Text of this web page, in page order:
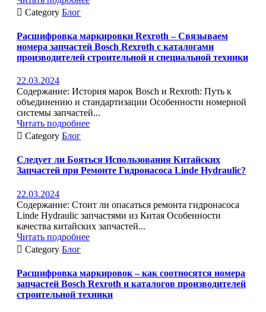
 Category Блог
Расшифровка маркировки Rexroth – Связываем
номера запчастей Bosch Rexroth с каталогами
производителей строительной и специальной техники
22.03.2024
Содержание: История марок Bosch и Rexroth: Путь к
объединению и стандартизации Особенности номерной
системы запчастей...
Читать подробнее
 Category Блог
Следует ли Бояться Использования Китайских
Запчастей при Ремонте Гидронасоса Linde Hydraulic?
22.03.2024
Содержание: Стоит ли опасаться ремонта гидронасоса
Linde Hydraulic запчастями из Китая Особенности
качества китайских запчастей...
Читать подробнее
 Category Блог
Расшифровка маркировок – как соотносятся номера
запчастей Bosch Rexroth и каталогов производителей
строительной техники